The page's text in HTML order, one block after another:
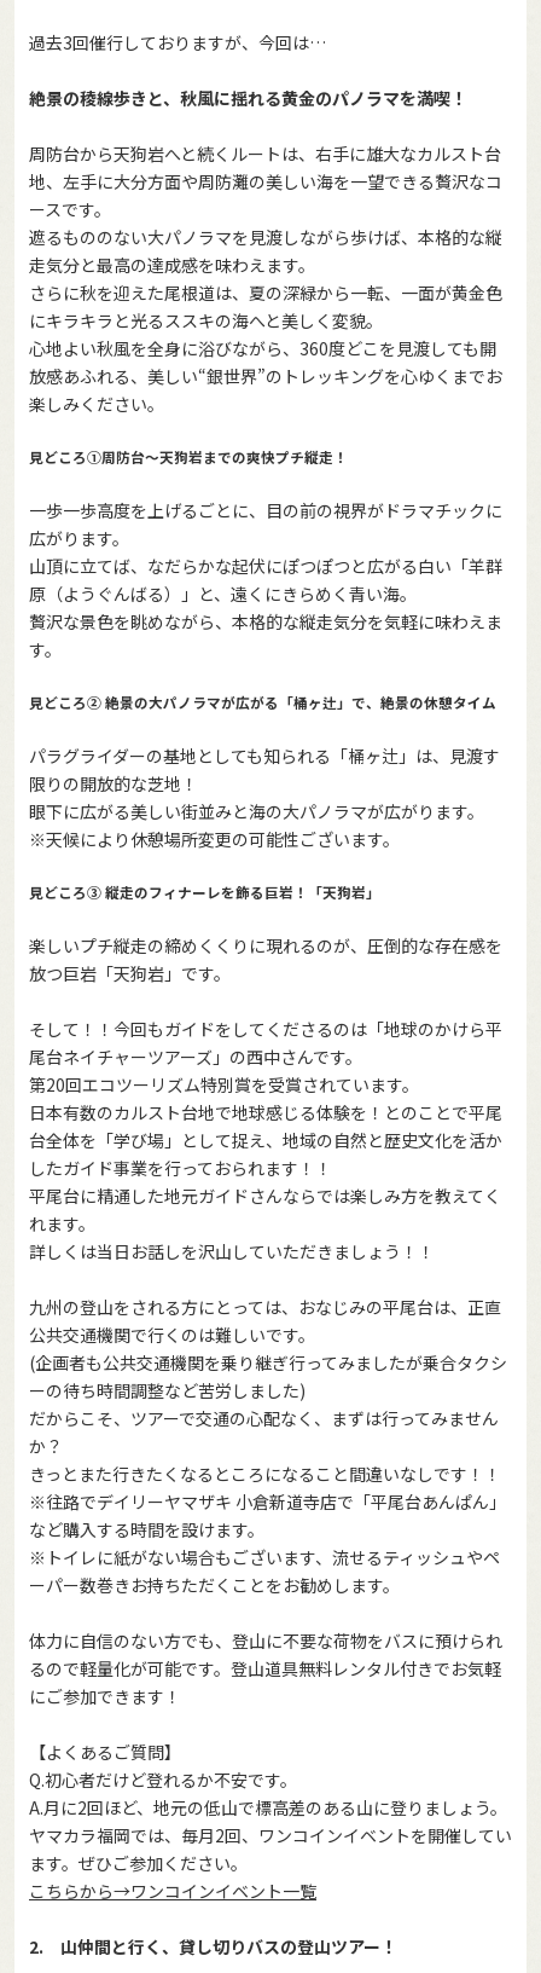
過去3回催行しておりますが、今回は…
絶景の稜線歩きと、秋風に揺れる黄金のパノラマを満喫！
周防台から天狗岩へと続くルートは、右手に雄大なカルスト台
地、左手に大分方面や周防灘の美しい海を一望できる贅沢なコ
ースです。
遮るもののない大パノラマを見渡しながら歩けば、本格的な縦
走気分と最高の達成感を味わえます。
さらに秋を迎えた尾根道は、夏の深緑から一転、一面が黄金色
にキラキラと光るススキの海へと美しく変貌。
心地よい秋風を全身に浴びながら、360度どこを見渡しても開
放感あふれる、美しい“銀世界”のトレッキングを心ゆくまでお
楽しみください。
見どころ①周防台〜天狗岩までの爽快プチ縦走！
一歩一歩高度を上げるごとに、目の前の視界がドラマチックに
広がります。
山頂に立てば、なだらかな起伏にぽつぽつと広がる白い「羊群
原（ようぐんばる）」と、遠くにきらめく青い海。
贅沢な景色を眺めながら、本格的な縦走気分を気軽に味わえま
す。
見どころ② 絶景の大パノラマが広がる「桶ヶ辻」で、絶景の休憩タイム
パラグライダーの基地としても知られる「桶ヶ辻」は、見渡す
限りの開放的な芝地！
眼下に広がる美しい街並みと海の大パノラマが広がります。
※天候により休憩場所変更の可能性ございます。
見どころ③ 縦走のフィナーレを飾る巨岩！「天狗岩」
楽しいプチ縦走の締めくくりに現れるのが、圧倒的な存在感を
放つ巨岩「天狗岩」です。
そして！！今回もガイドをしてくださるのは「地球のかけら平
尾台ネイチャーツアーズ」の西中さんです。
第20回エコツーリズム特別賞を受賞されています。
日本有数のカルスト台地で地球感じる体験を！とのことで平尾
台全体を「学び場」として捉え、地域の自然と歴史文化を活か
したガイド事業を行っておられます！！
平尾台に精通した地元ガイドさんならでは楽しみ方を教えてく
れます。
詳しくは当日お話しを沢山していただきましょう！！
九州の登山をされる方にとっては、おなじみの平尾台は、正直
公共交通機関で行くのは難しいです。
(企画者も公共交通機関を乗り継ぎ行ってみましたが乗合タクシ
ーの待ち時間調整など苦労しました)
だからこそ、ツアーで交通の心配なく、まずは行ってみません
か？
きっとまた行きたくなるところになること間違いなしです！！
※往路でデイリーヤマザキ 小倉新道寺店で「平尾台あんぱん」
など購入する時間を設けます。
※トイレに紙がない場合もございます、流せるティッシュやペ
ーパー数巻きお持ちただくことをお勧めします。
体力に自信のない方でも、登山に不要な荷物をバスに預けられ
るので軽量化が可能です。登山道具無料レンタル付きでお気軽
にご参加できます！
【よくあるご質問】
Q.初心者だけど登れるか不安です。
A.月に2回ほど、地元の低山で標高差のある山に登りましょう。
ヤマカラ福岡では、毎月2回、ワンコインイベントを開催してい
ます。ぜひご参加ください。
こちらから→ワンコインイベント一覧
2. 山仲間と行く、貸し切りバスの登山ツアー！